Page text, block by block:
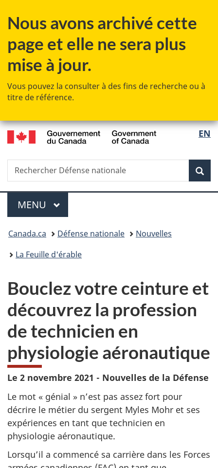
au
principal
à
Au
»
à
version
Nous avons archivé cette
page et elle ne sera plus
mise à jour.
Vous pouvez la consulter à des fins de recherche ou à
titre de référence.
de
la
EN
Recherche
Rechercher
Défense
Menu
MENU PRINCIPAL
Vous
êtes
Canada.ca Défense nationale
Nouvelles
La Feuille d'érable
Bouclez votre ceinture et
découvrez la profession
de technicien en
physiologie aéronautique
Le 2 novembre 2021 - Nouvelles de la Défense
Le mot « génial » n’est pas assez fort pour
décrire le métier du sergent Myles Mohr et ses
expériences en tant que technicien en
physiologie aéronautique.
Lorsqu’il a commencé sa carrière dans les Forces